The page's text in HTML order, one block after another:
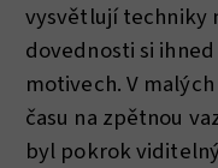
vysvětlují techniky
dovednosti si
motivech. V
času na zpětnou
byl pokrok